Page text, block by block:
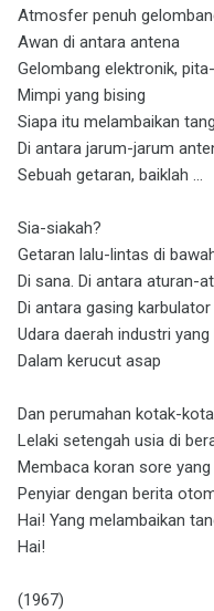
Atmosfer penuh
Awan di antara antena
Gelombang elektronik,
Mimpi yang bising
Siapa itu melambaikan
Di antara jarum-jarum
Sebuah getaran, baiklah ...
Sia-siakah?
Getaran lalu-lintas di
Di sana. Di antara aturan-
Di antara gasing karbulator
Udara daerah industri
Dalam kerucut asap
Dan perumahan kotak-
Lelaki setengah usia di
Membaca koran sore
Penyiar dengan berita
Hai! Yang melambaikan
Hai!
(1967)